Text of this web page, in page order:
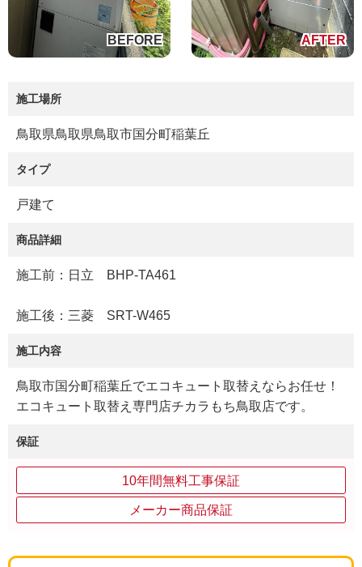
施工場所
鳥取県鳥取県鳥取市国分町稲葉丘
タイプ
戸建て
商品詳細
施工前：日立 BHP-TA461
施工後：三菱 SRT-W465
施工内容
鳥取市国分町稲葉丘でエコキュート取替えならお任せ！
エコキュート取替え専門店チカラもち鳥取店です。
保証
10年間無料工事保証
メーカー商品保証